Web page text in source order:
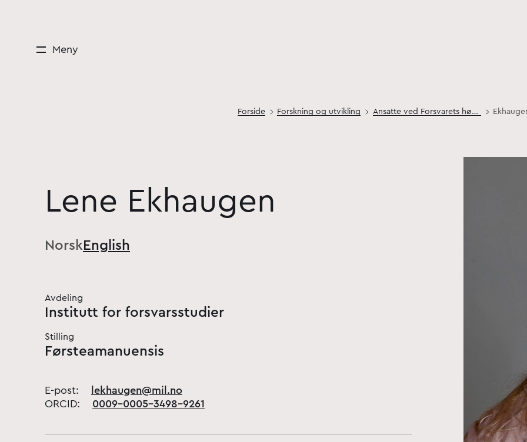
Meny
Forside Forskning og utvikling Ansatte ved Forsvarets høgskole
Lene Ekhaugen
NorskEnglish
Avdeling
Institutt for forsvarsstudier
Stilling
Førsteamanuensis
E-post:
lekhaugen@mil.no
ORCID:
0009-0005-3498-9261